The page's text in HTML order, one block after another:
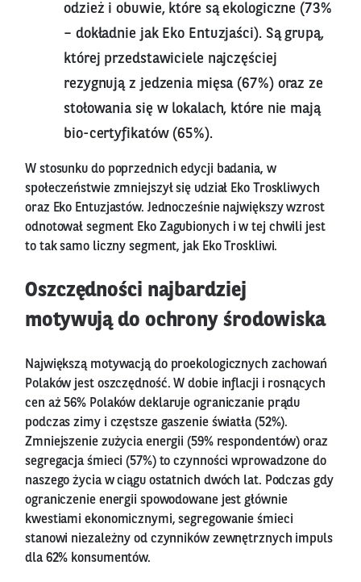
odzież i obuwie, które są ekologiczne (73%
– dokładnie jak Eko Entuzjaści). Są grupą,
której przedstawiciele najczęściej
rezygnują z jedzenia mięsa (67%) oraz ze
stołowania się w lokalach, które nie mają
bio-certyfikatów (65%).
W stosunku do poprzednich edycji badania, w
społeczeństwie zmniejszył się udział Eko Troskliwych
oraz Eko Entuzjastów. Jednocześnie największy wzrost
odnotował segment Eko Zagubionych i w tej chwili jest
to tak samo liczny segment, jak Eko Troskliwi.
Oszczędności najbardziej
motywują do ochrony środowiska
Największą motywacją do proekologicznych zachowań
Polaków jest oszczędność. W dobie inflacji i rosnących
cen aż 56% Polaków deklaruje ograniczanie prądu
podczas zimy i częstsze gaszenie światła (52%).
Zmniejszenie zużycia energii (59% respondentów) oraz
segregacja śmieci (57%) to czynności wprowadzone do
naszego życia w ciągu ostatnich dwóch lat. Podczas gdy
ograniczenie energii spowodowane jest głównie
kwestiami ekonomicznymi, segregowanie śmieci
stanowi niezależny od czynników zewnętrznych impuls
dla 62% konsumentów.